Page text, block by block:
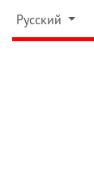
Русский